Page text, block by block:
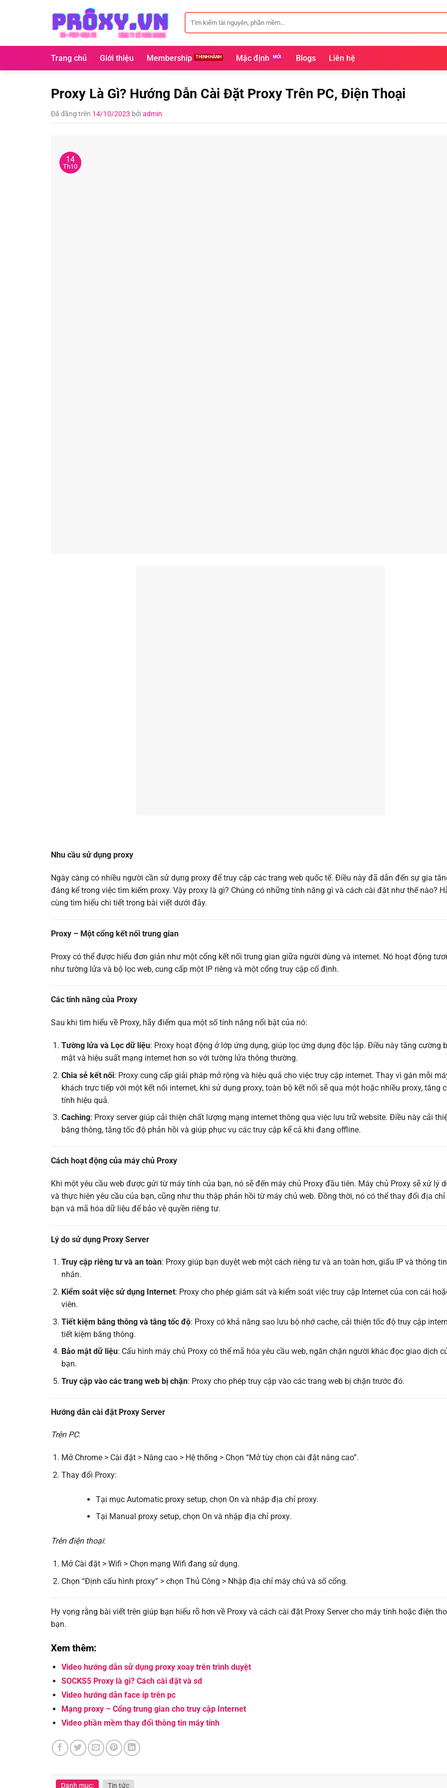
Tìm
kiếm:
Trang chủ Giới thiệu Membership Mặc định Blogs Liên hệ
Proxy Là Gì? Hướng Dẫn Cài Đặt Proxy Trên PC, Điện Thoại
Đã đăng trên 14/10/2023 bởiadmin
14
Th10
Nhu cầu sử dụng proxy
Ngày càng có nhiều người cần sử dụng proxy để truy cập các trang web quốc tế. Điều này đã dẫn đến sự gia
đáng kể trong việc tìm kiếm proxy. Vậy proxy là gì? Chúng có những tính năng gì và cách cài đặt như thế nào?
cùng tìm hiểu chi tiết trong bài viết dưới đây.
Proxy – Một cổng kết nối trung gian
Proxy có thể được hiểu đơn giản như một cổng kết nối trung gian giữa người dùng và internet. Nó hoạt động
như tường lửa và bộ lọc web, cung cấp một IP riêng và một cổng truy cập cố định.
Các tính năng của Proxy
Sau khi tìm hiểu về Proxy, hãy điểm qua một số tính năng nổi bật của nó:
Tường lửa và Lọc dữ liệu: Proxy hoạt động ở lớp ứng dụng, giúp lọc ứng dụng độc lập. Điều này tăng cường
mật và hiệu suất mạng internet hơn so với tường lửa thông thường.
Chia sẻ kết nối: Proxy cung cấp giải pháp mở rộng và hiệu quả cho việc truy cập internet. Thay vì gán mỗi
khách trực tiếp với một kết nối internet, khi sử dụng proxy, toàn bộ kết nối sẽ qua một hoặc nhiều proxy, tăng
tính hiệu quả.
Caching: Proxy server giúp cải thiện chất lượng mạng internet thông qua việc lưu trữ website. Điều này cải
băng thông, tăng tốc độ phản hồi và giúp phục vụ các truy cập kể cả khi đang offline.
Cách hoạt động của máy chủ Proxy
Khi một yêu cầu web được gửi từ máy tính của bạn, nó sẽ đến máy chủ Proxy đầu tiên. Máy chủ Proxy sẽ xử lý
và thực hiện yêu cầu của bạn, cũng như thu thập phản hồi từ máy chủ web. Đồng thời, nó có thể thay đổi địa chỉ
bạn và mã hóa dữ liệu để bảo vệ quyền riêng tư.
Lý do sử dụng Proxy Server
Truy cập riêng tư và an toàn: Proxy giúp bạn duyệt web một cách riêng tư và an toàn hơn, giấu IP và thông
nhân.
Kiểm soát việc sử dụng Internet: Proxy cho phép giám sát và kiểm soát việc truy cập Internet của con cái
viên.
Tiết kiệm băng thông và tăng tốc độ: Proxy có khả năng sao lưu bộ nhớ cache, cải thiện tốc độ truy cập
tiết kiệm băng thông.
Bảo mật dữ liệu: Cấu hình máy chủ Proxy có thể mã hóa yêu cầu web, ngăn chặn người khác đọc giao dịch
bạn.
Truy cập vào các trang web bị chặn: Proxy cho phép truy cập vào các trang web bị chặn trước đó.
Hướng dẫn cài đặt Proxy Server
Trên PC:
Mở Chrome > Cài đặt > Nâng cao > Hệ thống > Chọn “Mở tùy chọn cài đặt nâng cao”.
Thay đổi Proxy:
Tại mục Automatic proxy setup, chọn On và nhập địa chỉ proxy.
Tại Manual proxy setup, chọn On và nhập địa chỉ proxy.
Trên điện thoại:
Mở Cài đặt > Wifi > Chọn mạng Wifi đang sử dụng.
Chọn “Định cấu hình proxy” > chọn Thủ Công > Nhập địa chỉ máy chủ và số cổng.
Hy vọng rằng bài viết trên giúp bạn hiểu rõ hơn về Proxy và cách cài đặt Proxy Server cho máy tính hoặc điện
bạn.
Xem thêm:
Video hướng dẫn sử dụng proxy xoay trên trình duyệt
SOCKS5 Proxy là gì? Cách cài đặt và sd
Video hướng dẫn face ip trên pc
Mạng proxy – Cổng trung gian cho truy cập Internet
Video phần mềm thay đổi thông tin máy tính
Danh mục: Tin tức